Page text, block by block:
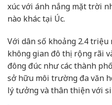
xúc với ánh nắng mặt trời
nào khác tại Úc.
Với dân số khoảng 2.4
không gian đô thị rộng rãi
đông đúc như các thành
sở hữu môi trường đa văn
lý tưởng và thân thiện với